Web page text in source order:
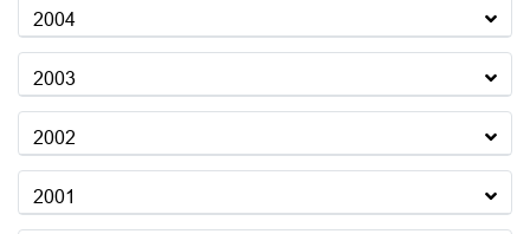
2004
2003
2002
2001